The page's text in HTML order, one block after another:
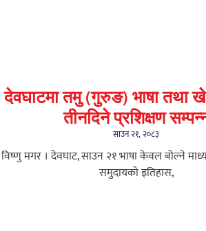
देवघाटमा तमु (गुरुङ) भाषा तथा
तीनदिने प्रशिक्षण
साउन २१, २०८३
विष्णु मगर । देवघाट, साउन २१ भाषा केवल बोल्ने
समुदायको इतिहास,